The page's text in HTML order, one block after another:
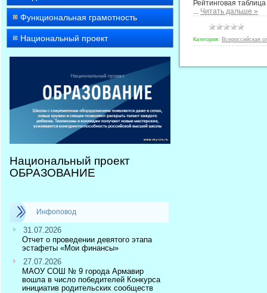
Функциональная грамотность
Национальный проект
Национальный проект
ОБРАЗОВАНИЕ
Инфоповод
31.07.2026
Отчет о проведении девятого этапа
эстафеты «Мои финансы»
27.07.2026
МАОУ СОШ № 9 города Армавир
вошла в число победителей Конкурса
инициатив родительских сообществ
Рейтинговая
... Читать дальше »
Категория: Всероссийская